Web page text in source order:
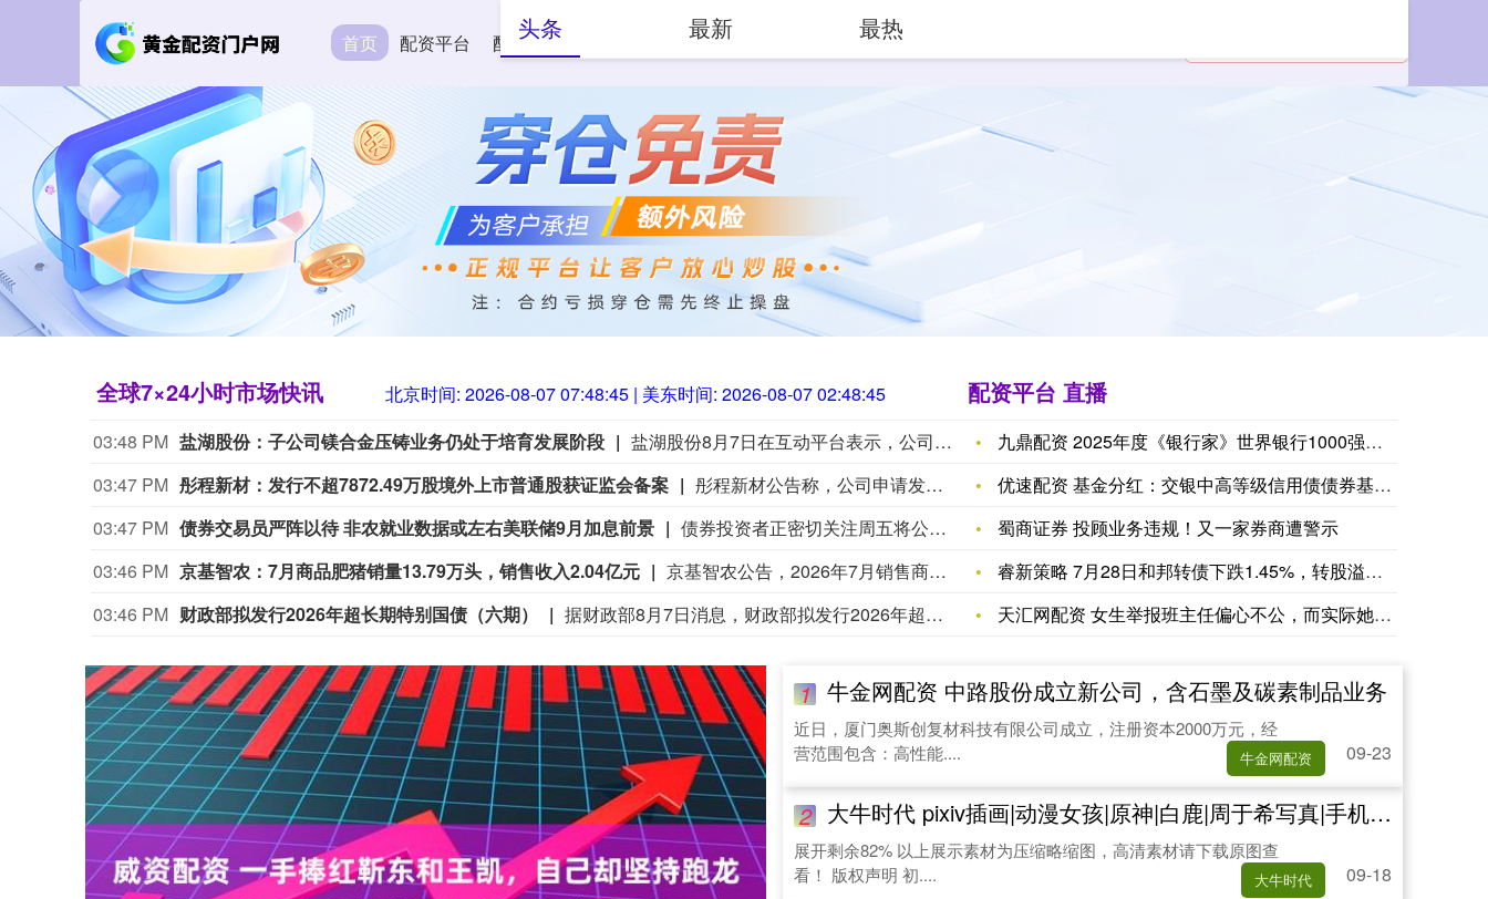
首页 配资平台 配资开户 配资网
全球7×24小时市场快讯 北京时间: 2026-08-07 07:48:46 | 美东时间: 2026-08-07 02:48:46
03:48 PM 盐湖股份：子公司镁合金压铸业务仍处于培育发展阶段
盐湖股份8月7日在互动平台表示，公司镁资源业务布局侧重上游资源开发环节，下属子公司特立镁主营镁合金压铸业务，目前该板块仍处于培育发展阶段，业务体量有限，对公司整体营收贡献度较低。
03:47 PM 彤程新材：发行不超7872.49万股境外上市普通股获证监会备案
彤程新材公告称，公司申请发行境外上市股份（H股）并在香港联交所主板挂牌上市，已获中国证监会备案。公司拟发行不超过78,724,900股境外上市普通股并在香港联交所上市。本次发行并上市尚需取得香港相关监管机构、证券交易所的批准、核准，存在不确定性。
03:47 PM 债券交易员严阵以待 非农就业数据或左右美联储9月加息前景
债券投资者正密切关注周五将公布的美国劳动力市场数据，该数据可能缓和市场对美联储在9月下次会议上加息的日益升温预期。利率掉期市场目前预计，美联储在9月加息25个基点的概率已超过50%。周四有报道称，如果未来几周通胀数据居高不下，美联储主席凯文·沃什准备加息，此后这一概率进一步上升。劳动力市场若出现疲软迹象，可能缓解市场对就业过热推高通胀的担忧。美国7月消费者价格指数(CPI)和生产者价格指数(PPI)将于下周公布，这些数据可能最终决定利率走势。“如果你是美联储主席，你最希望看到的是‘金发姑娘式’的就业数据，既不要太强，也不要太弱，”Haverford Trust投资策略主管Hank Smith表示。“今年大部分时间我们的基本判断一直是12月加息一次，但我们承认，9月加息的概率已经有所上升。”经济学家预计，7月新增非农就业人数约为8万人，高于6月，但仍将处于今年较低水平。美国劳工统计局本周二公布的数据则显示，劳动力市场基本稳定，裁员规模仍然有限。
03:46 PM 京基智农：7月商品肥猪销量13.79万头，销售收入2.04亿元
京基智农公告，2026年7月销售商品肥猪13.79万头，销售收入2.04亿元，商品肥猪销售均价11.93元/kg；2026年1-7月累计销售商品肥猪125.87万头，累计销售收入17.01亿元。
03:46 PM 财政部拟发行2026年超长期特别国债（六期） 据财政部8月7日消息，财政部拟发行2026年超长期特别国债（六期）。本期国债为30年期固定利率附息债。本期国债竞争性招标面值总额730亿元，不进行甲类成员追加投标。招标时间为2026年8月14日上午10:35至11:35。招标结束至2026年8月17日进行分销，8月19日起上市交易。
配资平台 直播
九鼎配资 2025年度《银行家》世界银行1000强排名：中资
优速配资 基金分红：交银中高等级信用债债券基金9月26日分红
蜀商证券 投顾业务违规！又一家券商遭警示
睿新策略 7月28日和邦转债下跌1.45%，转股溢价率22.
天汇网配资 女生举报班主任偏心不公，而实际她是定时炸弹，随时
1 牛金网配资 中路股份成立新公司，含石墨及碳素制品业务
09-23
近日，厦门奥斯创复材科技有限公司成立，注册资本2000万元，经
营范围包含：高性能....
牛金网配资
2 大牛时代 pixiv插画|动漫女孩|原神|白鹿|周于希写真|手机电脑高清壁纸
09-18
展开剩余82% 以上展示素材为压缩略缩图，高清素材请下载原图查
看！ 版权声明 初....
大牛时代
头条 最新 最热